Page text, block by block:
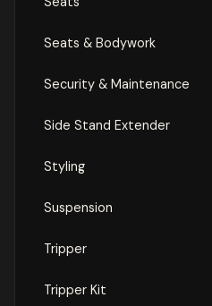
Seats & Bodywork
Security & Maintenance
Side Stand Extender
Styling
Suspension
Tripper
Tripper Kit